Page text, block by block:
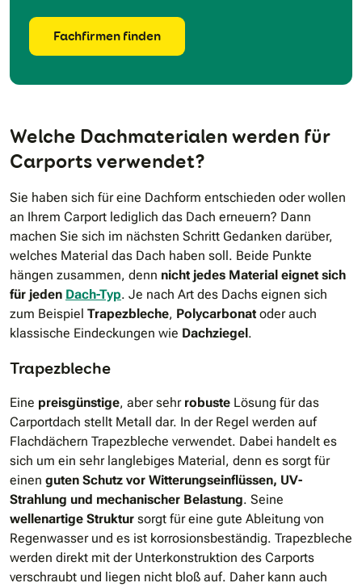
Fachfirmen finden
Welche Dachmaterialen werden für
Carports verwendet?
Sie haben sich für eine Dachform entschieden oder wollen
an Ihrem Carport lediglich das Dach erneuern? Dann
machen Sie sich im nächsten Schritt Gedanken darüber,
welches Material das Dach haben soll. Beide Punkte
hängen zusammen, denn nicht jedes Material eignet sich
für jeden Dach-Typ. Je nach Art des Dachs eignen sich
zum Beispiel Trapezbleche, Polycarbonat oder auch
klassische Eindeckungen wie Dachziegel.
Trapezbleche
Eine preisgünstige, aber sehr robuste Lösung für das
Carportdach stellt Metall dar. In der Regel werden auf
Flachdächern Trapezbleche verwendet. Dabei handelt es
sich um ein sehr langlebiges Material, denn es sorgt für
einen guten Schutz vor Witterungseinflüssen, UV-
Strahlung und mechanischer Belastung. Seine
wellenartige Struktur sorgt für eine gute Ableitung von
Regenwasser und es ist korrosionsbeständig. Trapezbleche
werden direkt mit der Unterkonstruktion des Carports
verschraubt und liegen nicht bloß auf. Daher kann auch